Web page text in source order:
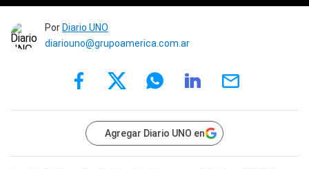
Por Diario UNO
diariouno@grupoamerica.com.ar
Agregar Diario UNO en